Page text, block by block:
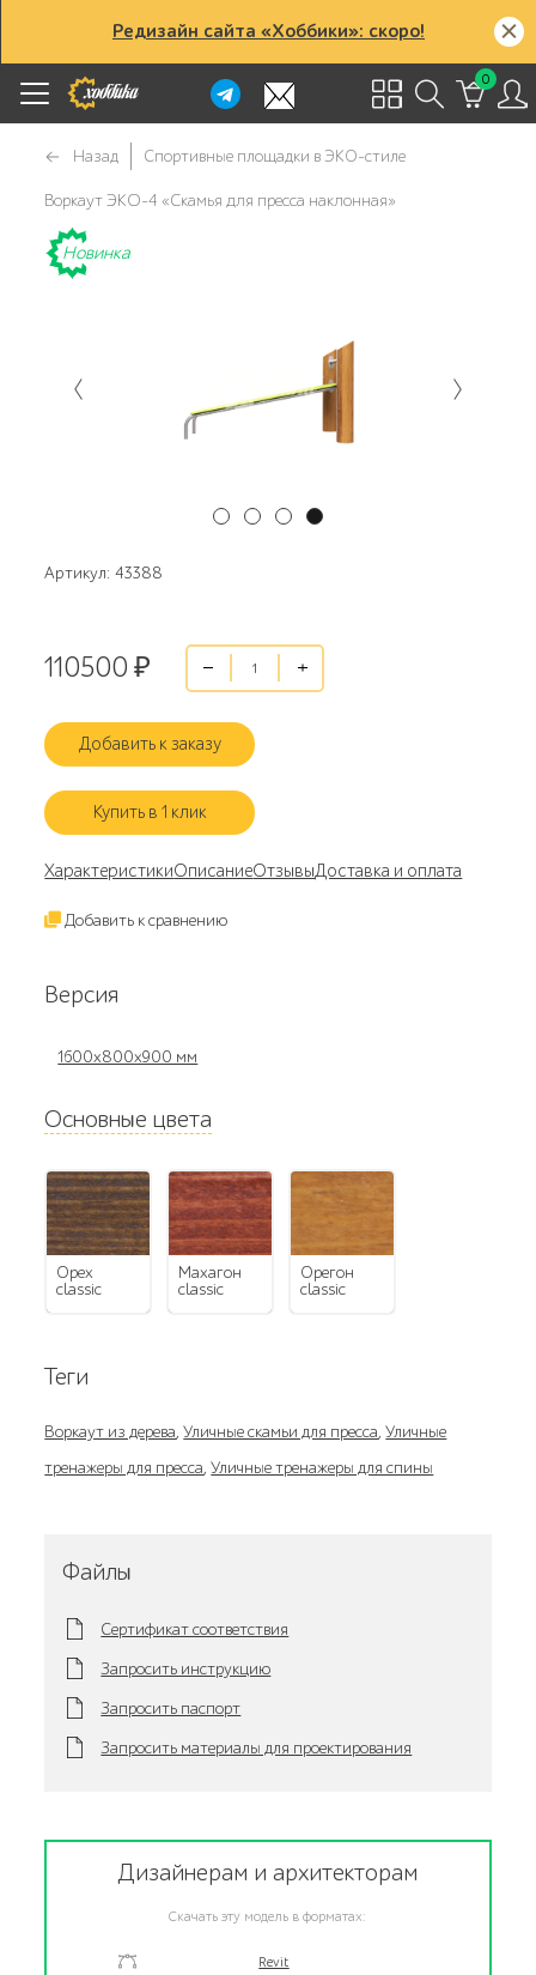
Редизайн сайта «Хоббики»: скоро!
0
Назад Спортивные площадки в ЭКО-стиле
Воркаут ЭКО-4 «Скамья для пресса наклонная»
Новинка
Артикул: 43388
110500 ₽
Добавить к заказу
Купить в 1 клик
ХарактеристикиОписаниеОтзывыДоставка и оплата
Добавить к сравнению
Версия
1600x800x900 мм
Основные цвета
орех
classic
махагон
classic
орегон
classic
Теги
Воркаут из дерева,Уличные скамьи для пресса,Уличные
тренажеры для пресса,Уличные тренажеры для спины
Файлы
Сертификат соответствия
Запросить инструкцию
Запросить паспорт
Запросить материалы для проектирования
Дизайнерам и архитекторам
Скачать эту модель в форматах:
Revit